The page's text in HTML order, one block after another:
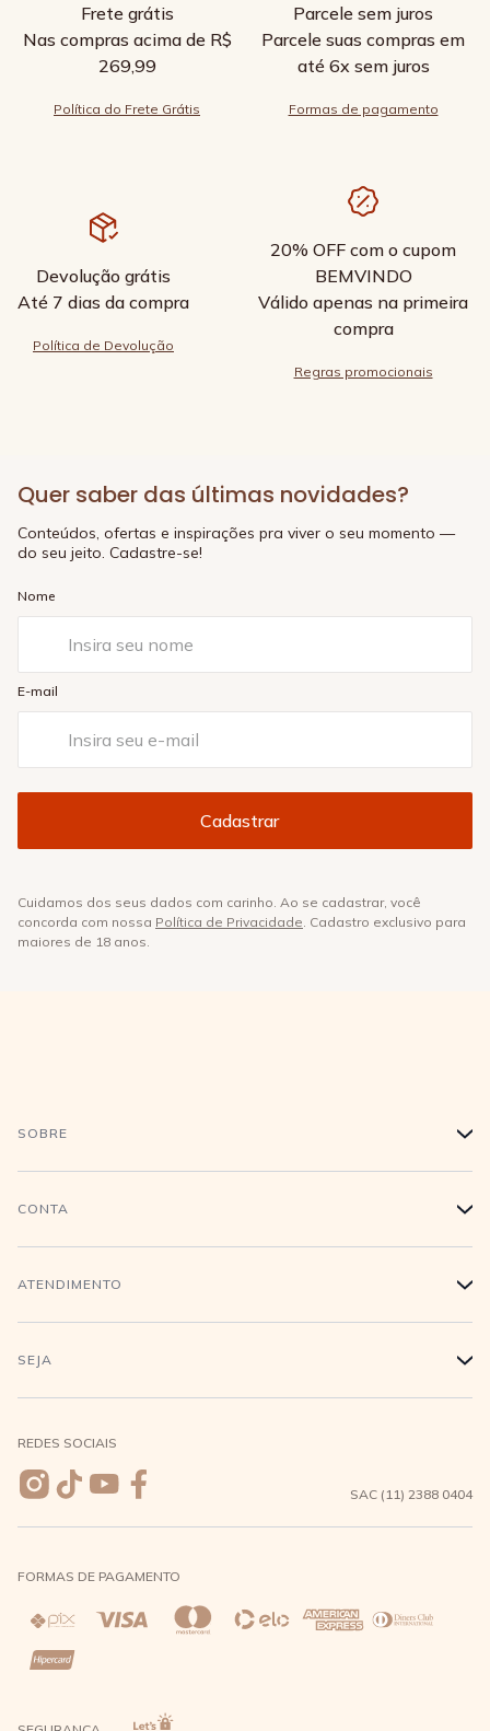
Frete grátis
Nas compras acima de R$
269,99
Política do Frete Grátis
Parcele sem juros
Parcele suas compras em
até 6x sem juros
Formas de pagamento
Devolução grátis
Até 7 dias da compra
Política de Devolução
20% OFF com o cupom
BEMVINDO
Válido apenas na primeira
compra
Regras promocionais
Quer saber das últimas novidades?
Conteúdos, ofertas e inspirações pra viver o seu momento —
do seu jeito. Cadastre-se!
Nome
E-mail
Cuidamos dos seus dados com carinho. Ao se cadastrar, você
concorda com nossa Política de Privacidade. Cadastro exclusivo para
maiores de 18 anos.
SOBRE +
História
Conecte-se
CONTA +
Login
Meus pedidos
Wishlist
ATENDIMENTO +
Compra Segura
Entrega e Frete
Trocas e Devoluções
Direito de Arrependimento
Política de Privacidade
SEJA +
REDES SOCIAIS
SAC (11) 2388 0404
FORMAS DE PAGAMENTO